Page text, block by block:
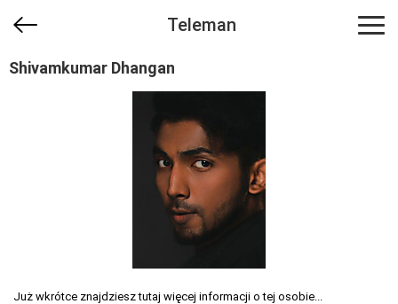
Teleman
Shivamkumar Dhangan
Już wkrótce znajdziesz tutaj więcej informacji o tej osobie...